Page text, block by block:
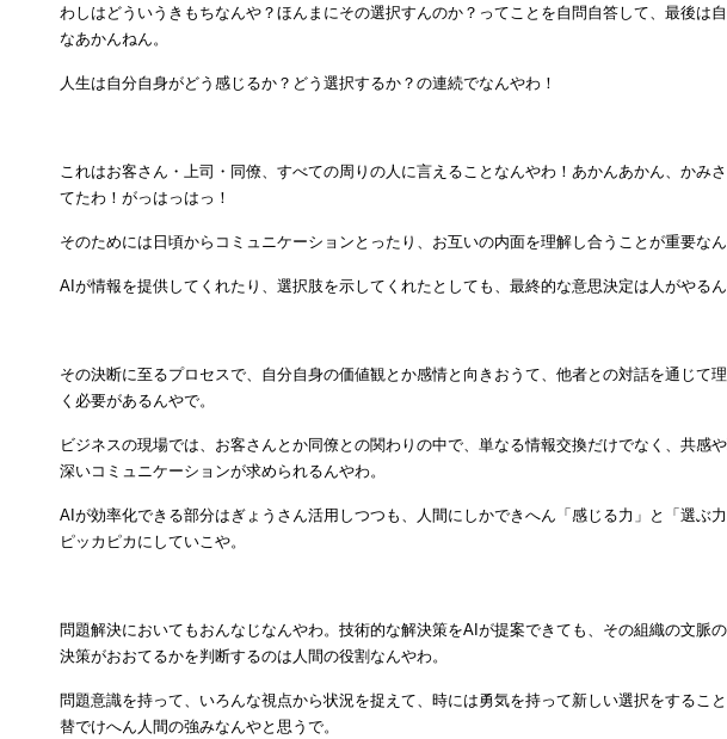
わしはどういうきもちなんや？ほんまにその選択すんのか？ってことを自問自答して、最後は
なあかんねん。
人生は自分自身がどう感じるか？どう選択するか？の連続でなんやわ！
これはお客さん・上司・同僚、すべての周りの人に言えることなんやわ！あかんあかん、かみ
てたわ！がっはっはっ！
そのためには日頃からコミュニケーションとったり、お互いの内面を理解し合うことが重要なん
AIが情報を提供してくれたり、選択肢を示してくれたとしても、最終的な意思決定は人がやるん
その決断に至るプロセスで、自分自身の価値観とか感情と向きおうて、他者との対話を通じて
く必要があるんやで。
ビジネスの現場では、お客さんとか同僚との関わりの中で、単なる情報交換だけでなく、共感
深いコミュニケーションが求められるんやわ。
AIが効率化できる部分はぎょうさん活用しつつも、人間にしかできへん「感じる力」と「選ぶ
ピッカピカにしていこや。
問題解決においてもおんなじなんやわ。技術的な解決策をAIが提案できても、その組織の文脈
決策がおおてるかを判断するのは人間の役割なんやわ。
問題意識を持って、いろんな視点から状況を捉えて、時には勇気を持って新しい選択をするこ
替でけへん人間の強みなんやと思うで。